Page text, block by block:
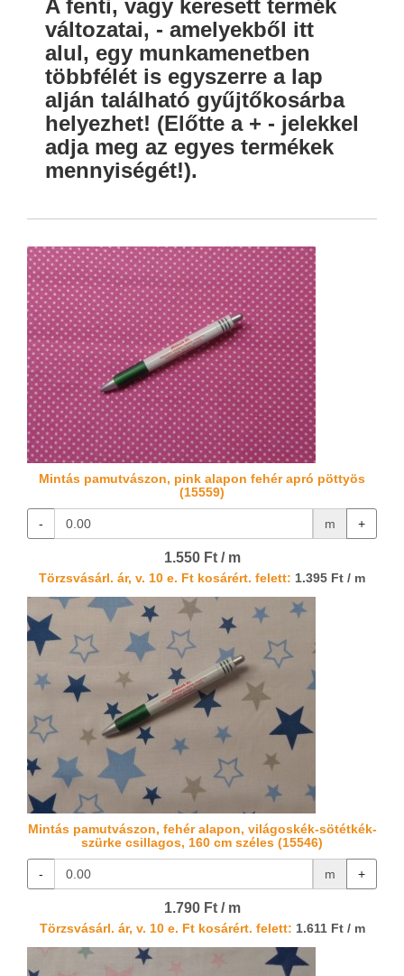
A fenti, vagy keresett termék
változatai, - amelyekből itt
alul, egy munkamenetben
többfélét is egyszerre a lap
alján található gyűjtőkosárba
helyezhet! (Előtte a + - jelekkel
adja meg az egyes termékek
mennyiségét!).
Mintás pamutvászon, pink alapon fehér apró pöttyös
(15559)
- m +
1.550 Ft / m
Törzsvásárl. ár, v. 10 e. Ft kosárért. felett: 1.395 Ft / m
Mintás pamutvászon, fehér alapon, világoskék-sötétkék-
szürke csillagos, 160 cm széles (15546)
- m +
1.790 Ft / m
Törzsvásárl. ár, v. 10 e. Ft kosárért. felett: 1.611 Ft / m